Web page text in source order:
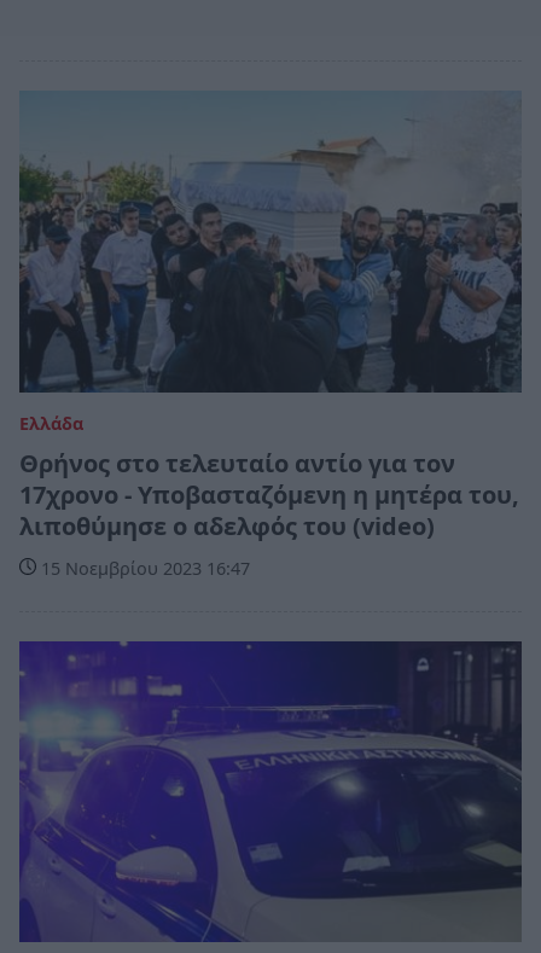
Ελλάδα
Θρήνος στο τελευταίο αντίο για τον
17χρονο - Υποβασταζόμενη η μητέρα του,
λιποθύμησε ο αδελφός του (video)
15 Νοεμβρίου 2023 16:47